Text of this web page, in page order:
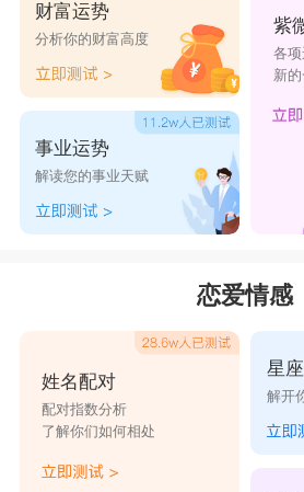
财富运势
分析你的财富高度
事业运势
解读您的事业天赋
紫
各项
新
恋爱情感
姓名配对
配对指数分析
了解你们如何相处
星
解开